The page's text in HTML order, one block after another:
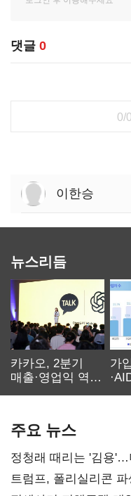
댓글 0
0/0
이한승
뉴스리듬
카카오, 2분기
매출·영업익 역대
가
주요 뉴스
정청래 때리는 '김용'…
트럼프, 폴리실리콘